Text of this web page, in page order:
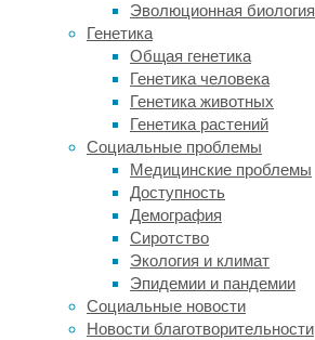
Эволюционная биология
Генетика
Общая генетика
Генетика человека
Генетика животных
Генетика растений
Социальные проблемы
Медицинские проблемы
Доступность
Демография
Сиротство
Экология и климат
Эпидемии и пандемии
Социальные новости
Новости благотворительности
рамках
анализа
рассмотрели
безрецептурных
и
рецептурных
комплексов,
которые
приобрели
онлайн-
магазинах